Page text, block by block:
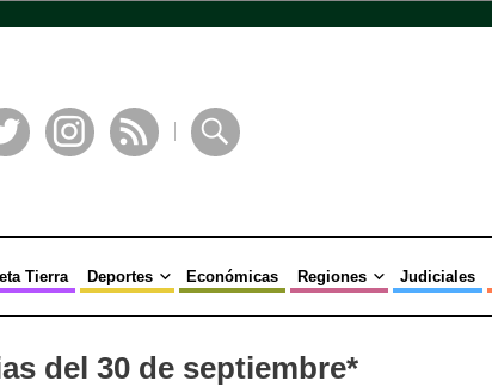
Tierra Deportes Económicas Regiones Judiciales
del 30 de septiembre*